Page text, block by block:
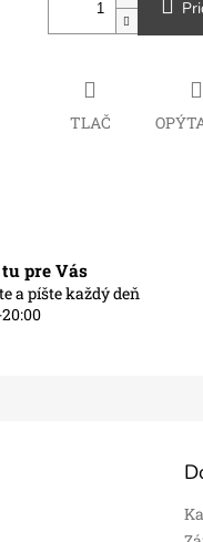
TLAČ
tu pre Vás
a píšte každý deň